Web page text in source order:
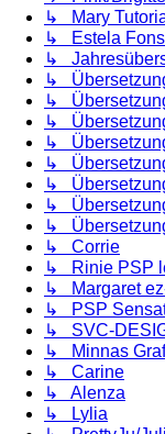
↳ Mary
↳ Estela
↳
↳
↳
↳
↳
↳
↳
↳
↳
↳ Corrie
↳ Rinie PSP
↳ Margaret
↳ PSP
↳ SVC-
↳ Minnas
↳ Carine
↳ Alenza
↳ Lylia